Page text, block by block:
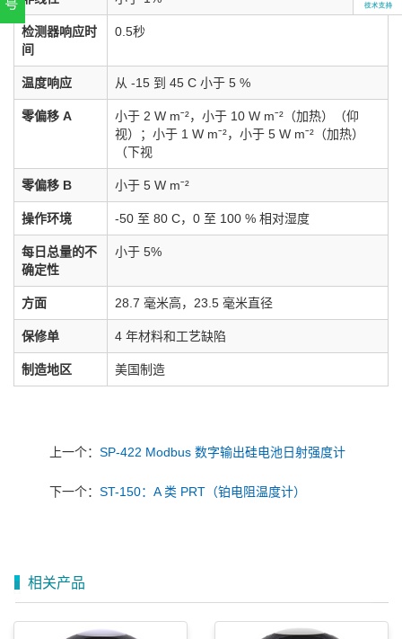
检测器响应时
间
0.5秒
温度响应 从 -15 到 45 C 小于 5 %
零偏移 A
小于 2 W mˉ²，小于 10 W mˉ²（加热）（仰
视）；小于 1 W mˉ²，小于 5 W mˉ²（加热）
（下视
零偏移 B 小于 5 W mˉ²
操作环境 -50 至 80 C，0 至 100 % 相对湿度
每日总量的不
确定性
小于 5%
方面 28.7 毫米高，23.5 毫米直径
保修单 4 年材料和工艺缺陷
制造地区 美国制造
上一个： SP-422 Modbus 数字输出硅电池日射强度计
下一个： ST-150：A 类 PRT（铂电阻温度计）
相关产品
扫一扫，关注官方账号
010-52867771